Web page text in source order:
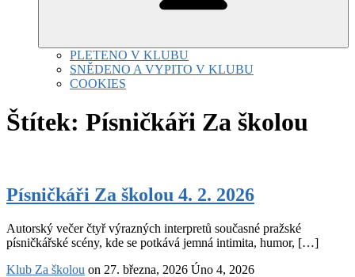
PLETENO V KLUBU
SNĚDENO A VYPITO V KLUBU
COOKIES
Štítek: Písničkáři Za školou
Za
školou
2.
2026
Písničkáři Za školou 4. 2. 2026
Autorský večer čtyř výrazných interpretů současné pražské
písničkářské scény, kde se potkává jemná intimita, humor, […]
Klub Za školou on 27. března, 2026 Úno 4, 2026